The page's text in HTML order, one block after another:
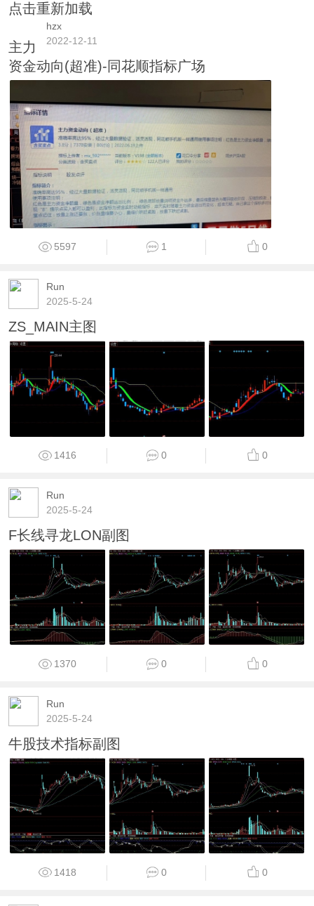
点击重新加载
hzx
2022-12-11
主力
资金动向(超准)-同花顺指标广场
5597 1 0
Run
2025-5-24
ZS_MAIN主图
1416 0 0
Run
2025-5-24
F长线寻龙LON副图
1370 0 0
Run
2025-5-24
牛股技术指标副图
1418 0 0